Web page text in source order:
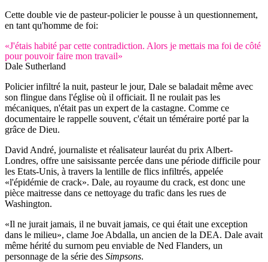
Cette double vie de pasteur-policier le pousse à un questionnement,
en tant qu'homme de foi:
«J'étais habité par cette contradiction. Alors je mettais ma foi de côté
pour pouvoir faire mon travail»
Dale Sutherland
Policier infiltré la nuit, pasteur le jour, Dale se baladait même avec
son flingue dans l'église où il officiait. Il ne roulait pas les
mécaniques, n'était pas un expert de la castagne. Comme ce
documentaire le rappelle souvent, c'était un téméraire porté par la
grâce de Dieu.
David André, journaliste et réalisateur lauréat du prix Albert-
Londres, offre une saisissante percée dans une période difficile pour
les Etats-Unis, à travers la lentille de flics infiltrés, appelée
«l'épidémie de crack». Dale, au royaume du crack, est donc une
pièce maitresse dans ce nettoyage du trafic dans les rues de
Washington.
«Il ne jurait jamais, il ne buvait jamais, ce qui était une exception
dans le milieu», clame Joe Abdalla, un ancien de la DEA. Dale avait
même hérité du surnom peu enviable de Ned Flanders, un
personnage de la série des Simpsons.